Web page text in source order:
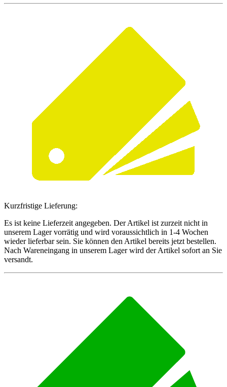
Kurzfristige Lieferung:
Es ist keine Lieferzeit angegeben. Der Artikel ist zurzeit nicht in
unserem Lager vorrätig und wird voraussichtlich in 1-4 Wochen
wieder lieferbar sein. Sie können den Artikel bereits jetzt bestellen.
Nach Wareneingang in unserem Lager wird der Artikel sofort an Sie
versandt.